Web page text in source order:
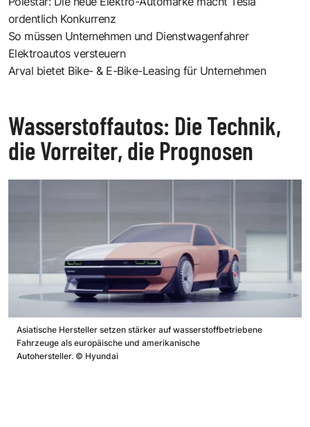
ordentlich Konkurrenz
So müssen Unternehmen und Dienstwagenfahrer
Elektroautos versteuern
Arval bietet Bike- & E-Bike-Leasing für Unternehmen
Wasserstoffautos: Die Technik,
die Vorreiter, die Prognosen
Asiatische Hersteller setzen stärker auf wasserstoffbetriebene
Fahrzeuge als europäische und amerikanische
Autohersteller. © Hyundai